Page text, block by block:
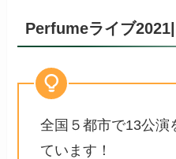
Perfumeライブ
全国５都市で13公演
ています！